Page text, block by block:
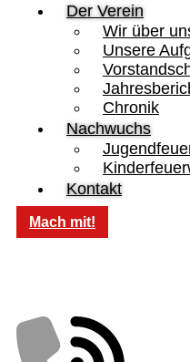
Der Verein
Wir über
Unsere
Chronik
Nachwuchs
Kontakt
Mach mit!